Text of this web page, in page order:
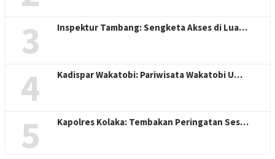
3 Inspektur Tambang: Sengketa Akses di Lua…
4 Kadispar Wakatobi: Pariwisata Wakatobi U…
5 Kapolres Kolaka: Tembakan Peringatan Ses…